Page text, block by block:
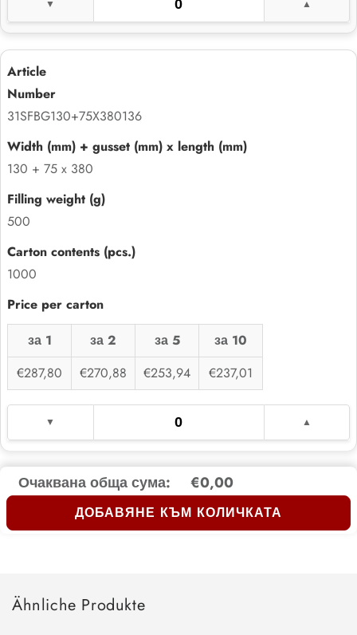
31SFBG130+75X380136
130 + 75 x 380
500
1000
за 1 за 2 за 5
за 10
€287,80
€270,88 €253,94 €237,01
Очаквана обща сума: €0,00
ДОБАВЯНЕ КЪМ КОЛИЧКАТА
Ähnliche Produkte